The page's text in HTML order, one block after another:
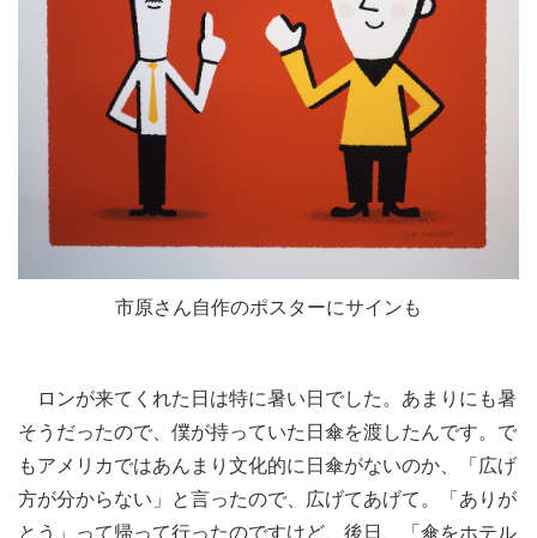
市原さん自作のポスターにサインも
ロンが来てくれた日は特に暑い日でした。あまりにも暑
そうだったので、僕が持っていた日傘を渡したんです。で
もアメリカではあんまり文化的に日傘がないのか、「広げ
方が分からない」と言ったので、広げてあげて。「ありが
とう」って帰って行ったのですけど、後日、「傘をホテル